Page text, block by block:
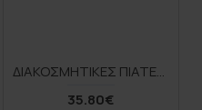
ΔΙΑΚΟΣΜΗΤΙΚΕΣ ΠΙΑΤΕΛΕΣ ΣΕΤ/3 ΜΕ ΠΛΕΞΗ ΚΑΛΑΘΙΟΥ ΚΑΦΕ ΣΤΡΟΓΓΥΛA - L:Φ41x8, M:Φ36x7, S:Φ31x6cm 12ΚΙΒ
35.80€